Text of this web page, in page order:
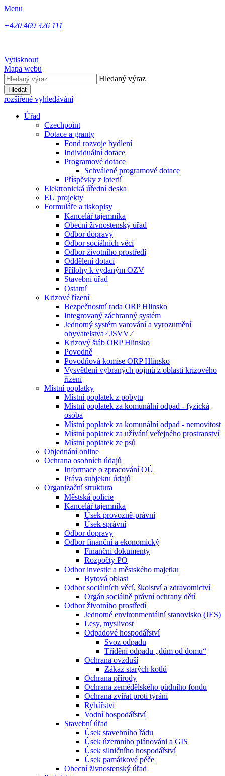
Menu
+420 469 326 111
Vytisknout
Mapa webu
Hledaný výraz
Hledat
rozšířené vyhledávání
Úřad
Czechpoint
Dotace a granty
Fond rozvoje bydlení
Individuální dotace
Programové dotace
Schválené programové dotace
Příspěvky z loterií
Elektronická úřední deska
EU projekty
Formuláře a tiskopisy
Kancelář tajemníka
Obecní živnostenský úřad
Odbor dopravy
Odbor sociálních věcí
Odbor životního prostředí
Oddělení dotací
Přílohy k vydaným OZV
Stavební úřad
Ostatní
Krizové řízení
Bezpečnostní rada ORP Hlinsko
Integrovaný záchranný systém
Jednotný systém varování a vyrozumění
obyvatelstva ⁄ JSVV ⁄
Krizový štáb ORP Hlinsko
Povodně
Povodňová komise ORP Hlinsko
Vysvětlení vybraných pojmů z oblasti krizového
řízení
Místní poplatky
Místní poplatek z pobytu
Místní poplatek za komunální odpad - fyzická
osoba
Místní poplatek za komunální odpad - nemovitost
Místní poplatek za užívání veřejného prostranství
Místní poplatek ze psů
Objednání online
Ochrana osobních údajů
Informace o zpracování OÚ
Práva subjektu údajů
Organizační struktura
Městská policie
Kancelář tajemníka
Úsek provozně-právní
Úsek správní
Odbor dopravy
Odbor finanční a ekonomický
Finanční dokumenty
Rozpočty PO
Odbor investic a městského majetku
Bytová oblast
Odbor sociálních věcí, školství a zdravotnictví
Orgán sociálně právní ochrany dětí
Odbor životního prostředí
Jednotné environmentální stanovisko (JES)
Lesy, myslivost
Odpadové hospodářství
Svoz odpadu
Třídění odpadu „dům od domu“
Ochrana ovzduší
Zákaz starých kotlů
Ochrana přírody
Ochrana zemědělského půdního fondu
Ochrana zvířat proti týrání
Rybářství
Vodní hospodářství
Stavební úřad
Úsek stavebního řádu
Úsek územního plánováni a GIS
Úsek silničního hospodářství
Úsek památkové péče
Obecní živnostenský úřad